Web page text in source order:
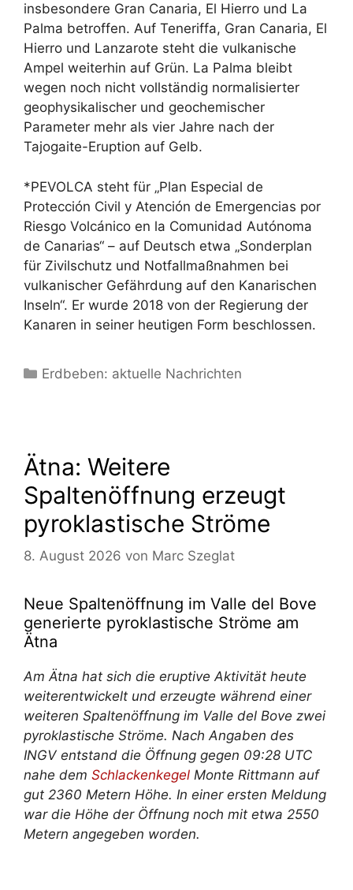
insbesondere Gran Canaria, El Hierro und La
Palma betroffen. Auf Teneriffa, Gran Canaria, El
Hierro und Lanzarote steht die vulkanische
Ampel weiterhin auf Grün. La Palma bleibt
wegen noch nicht vollständig normalisierter
geophysikalischer und geochemischer
Parameter mehr als vier Jahre nach der
Tajogaite-Eruption auf Gelb.
*PEVOLCA steht für „Plan Especial de
Protección Civil y Atención de Emergencias por
Riesgo Volcánico en la Comunidad Autónoma
de Canarias“ – auf Deutsch etwa „Sonderplan
für Zivilschutz und Notfallmaßnahmen bei
vulkanischer Gefährdung auf den Kanarischen
Inseln“. Er wurde 2018 von der Regierung der
Kanaren in seiner heutigen Form beschlossen.
Kategorien
Erdbeben: aktuelle Nachrichten
Ätna: Weitere
Spaltenöffnung erzeugt
pyroklastische Ströme
8. August 2026 von Marc Szeglat
Neue Spaltenöffnung im Valle del Bove
generierte pyroklastische Ströme am
Ätna
Am Ätna hat sich die eruptive Aktivität heute
weiterentwickelt und erzeugte während einer
weiteren Spaltenöffnung im Valle del Bove zwei
pyroklastische Ströme. Nach Angaben des
INGV entstand die Öffnung gegen 09:28 UTC
nahe dem Schlackenkegel Monte Rittmann auf
gut 2360 Metern Höhe. In einer ersten Meldung
war die Höhe der Öffnung noch mit etwa 2550
Metern angegeben worden.